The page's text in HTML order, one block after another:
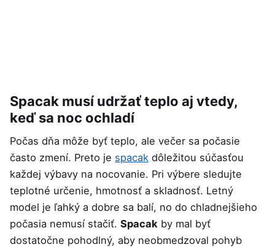
Spacak musí udržať teplo aj vtedy,
keď sa noc ochladí
Počas dňa môže byť teplo, ale večer sa počasie
často zmení. Preto je spacak dôležitou súčasťou
každej výbavy na nocovanie. Pri výbere sledujte
teplotné určenie, hmotnosť a skladnosť. Letný
model je ľahký a dobre sa balí, no do chladnejšieho
počasia nemusí stačiť. Spacak by mal byť
dostatočne pohodlný, aby neobmedzoval pohyb